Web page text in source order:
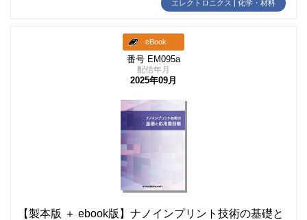
エレクトロニクス | 化学・材料
eBook
番号 EM095a
配信年月
2025年09月
【製本版 ＋ ebook版】ナノインプリント技術の基礎と